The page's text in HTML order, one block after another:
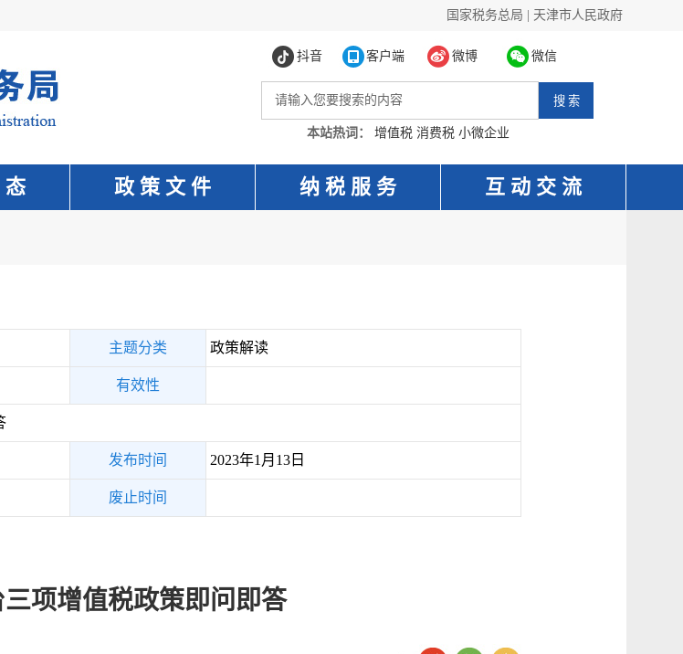
国家税务总局 天津市人民政府
抖音 客户端 微博 微信
本站热词： 增值税 消费税 小微企业
态 政 策 文 件 纳 税 服 务 互 动 交 流
主题分类 政策解读
有效性
发布时间 2023年1月13日
废止时间
三项增值税政策即问即答